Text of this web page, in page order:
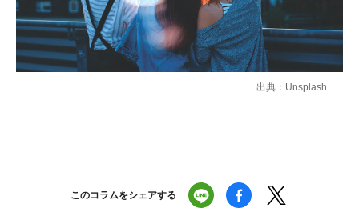
出典：Unsplash
このコラムをシェアする